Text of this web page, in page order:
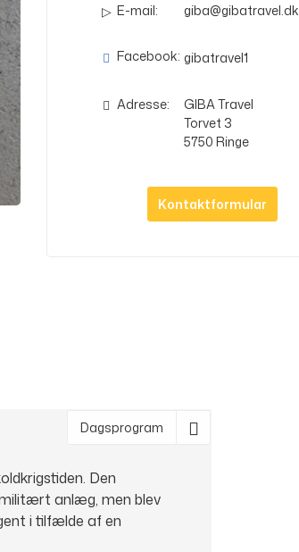
E-mail: giba@gibatravel.dk
Facebook: gibatravel1
Adresse:
GIBA Travel
Torvet 3
5750Ringe
Kontaktformular
Dagsprogram
Den
militært anlæg, men blev
i tilfælde af en